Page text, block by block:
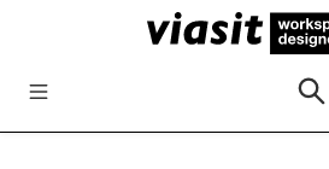
Zum Hauptinhalt springen